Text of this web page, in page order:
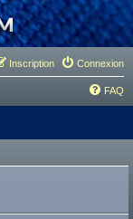
Connexion
Inscription
FAQ